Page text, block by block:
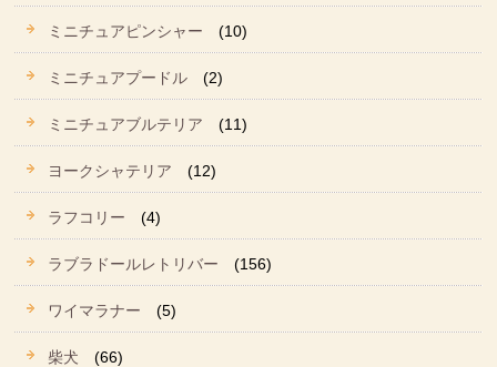
ミニチュアピンシャー (10)
ミニチュアプードル (2)
ミニチュアブルテリア (11)
ヨークシャテリア (12)
ラフコリー (4)
ラブラドールレトリバー (156)
ワイマラナー (5)
柴犬 (66)